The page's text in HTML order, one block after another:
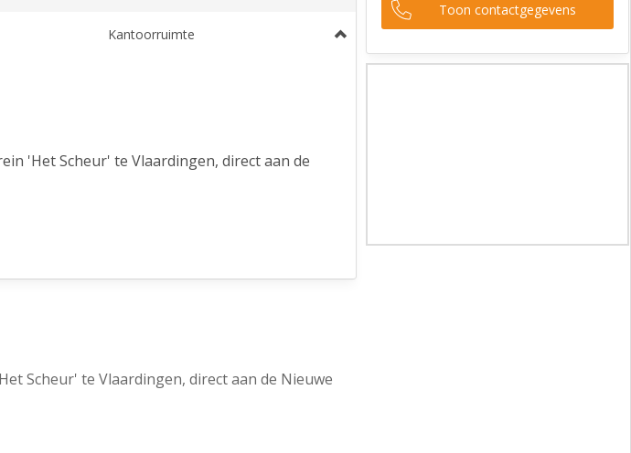
Kantoorruimte
'Het Scheur' te Vlaardingen, direct aan de
West gelegen op
Scheur' te Vlaardingen, direct aan de Nieuwe
Toon contactgegevens